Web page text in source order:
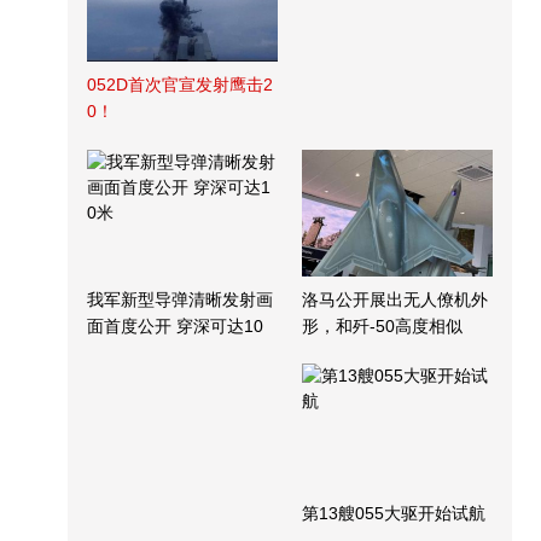
052D首次官宣发射鹰击2
0！
我军新型导弹清晰发射画
面首度公开 穿深可达10
洛马公开展出无人僚机外
形，和歼-50高度相似
第13艘055大驱开始试航